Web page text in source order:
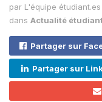
par L'équipe étudiant.es
dans Actualité
Partager sur
Partager sur